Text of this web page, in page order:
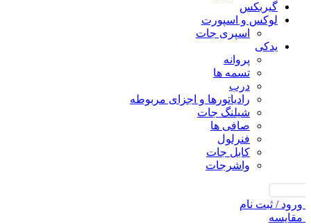
گیربکس
لوکس و اسپورت
اسپری جات
یدکی
پروانه
تسمه ها
درب
رادیاتورها و اجزای مربوطه
شیلنگ جات
صافی ها
فنرلول
کابل جات
واشرجات
ورود / ثبت نام
مقايسه